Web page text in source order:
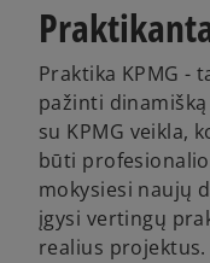
Praktika KPMG -
pažinti
su KPMG veikla,
būti
mokysiesi naujų
įgysi vertingų
realius projektus.